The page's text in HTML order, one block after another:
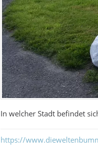
In welcher Stadt befindet
https://